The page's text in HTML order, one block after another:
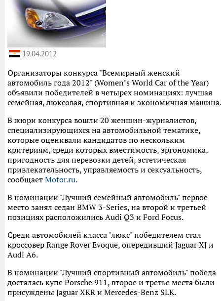
19.04.2012
Организаторы конкурса "Всемирный женский
автомобиль года 2012" (Women’s World Car of the Year)
объявили победителей в четырех номинациях: лучшая
семейная, люксовая, спортивная и экономичная машина.
В жюри конкурса вошли 20 женщин-журналистов,
специализирующихся на автомобильной тематике,
которые оценивали кандидатов по нескольким
критериям, среди которых вместимость, эргономика,
пригодность для перевозки детей, эстетическая
привлекательность, управляемость и сексуальность,
сообщает Motor.ru.
В номинации "Лучший семейный автомобиль" первое
место занял седан BMW 3-Series, на второй и третьей
позициях расположились Audi Q3 и Ford Focus.
Среди автомобилей класса "люкс" победителем стал
кроссовер Range Rover Evoque, опередивший Jaguar XJ и
Audi A6.
В номинации "Лучший спортивный автомобиль" победа
досталась купе Porsche 911, второе и третье места были
присуждены Jaguar XKR и Mercedes-Benz SLK.